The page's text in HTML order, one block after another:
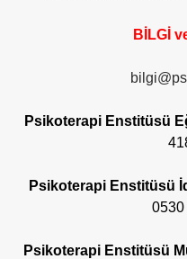
BİLGİ
Psikoterapi Enstitüsü
Psikoterapi Enstitüsü
0530
Psikoterapi Enstitüsü